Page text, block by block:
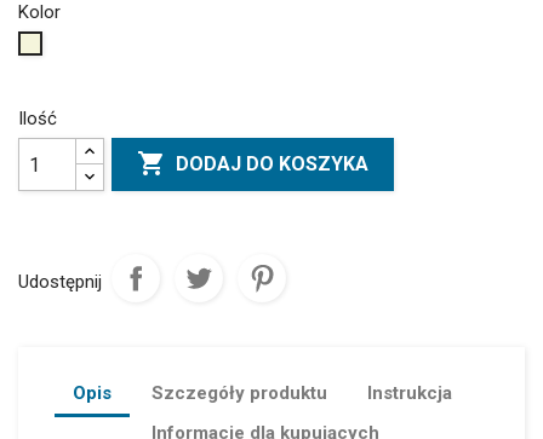
Kolor
Ilość
 DODAJ DO KOSZYKA
Udostępnij
Opis Szczegóły produktu
Instrukcja
Informacje dla kupujących